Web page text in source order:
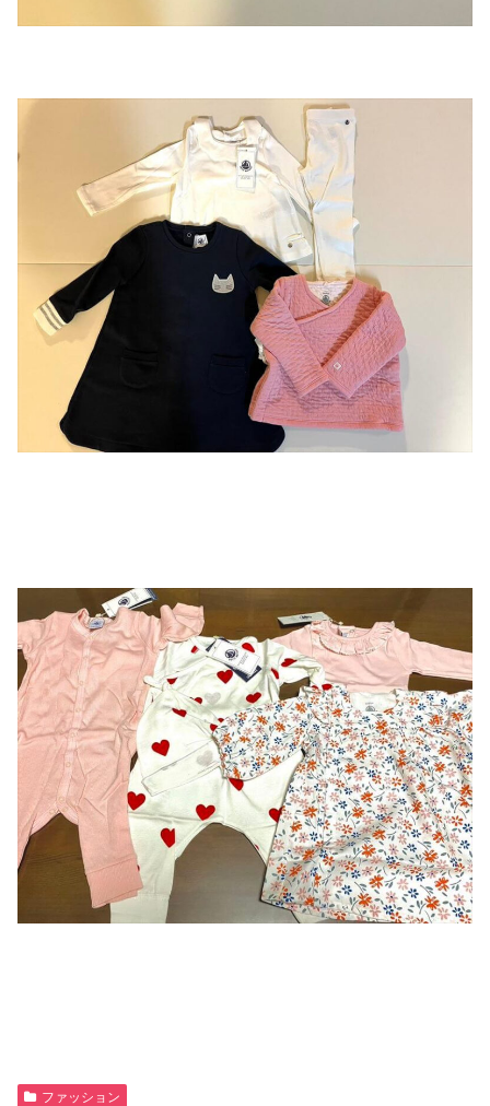
ファッション